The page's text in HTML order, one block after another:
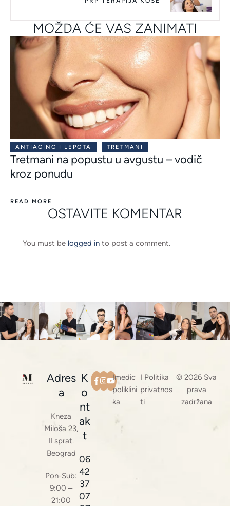
MOŽDA ĆE VAS ZANIMATI
ANTIAGING I LEPOTA TRETMANI
Tretmani na popustu u avgustu – vodič
kroz ponudu
READ MORE
OSTAVITE KOMENTAR
You must be logged in to post a comment.
Adres
a
Kneza
Miloša 23,
II sprat.
Beograd
Pon-Sub:
9:00 –
21:00
K
o
nt
ak
t
06
42
37
07
Imedic
poliklini
ka
I Politika
privatnos
ti
© 2026 Sva
prava
zadržana